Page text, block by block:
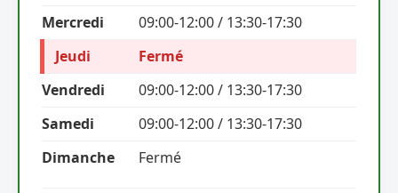
Mercredi
09:00-12:00 / 13:30-17:30
Jeudi
Fermé
Vendredi
09:00-12:00 / 13:30-17:30
Samedi
09:00-12:00 / 13:30-17:30
Dimanche
Fermé